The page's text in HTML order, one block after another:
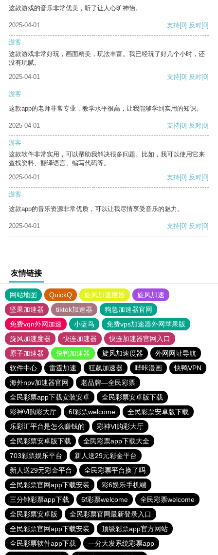
这款游戏的音乐非常优美，听了让人心旷神怡。
2025-04-01 支持[0] 反对[0]
游客
这款游戏非常好玩，画面精美，玩法丰富。我已经玩了好几个小时，还
没有玩腻。
2025-04-01
支持[0] 反对[0]
游客
这款app的老师非常专业，教学水平很高，让我能够学到实用的知识。
2025-04-01 支持[0] 反对[0]
游客
这款软件非常实用，可以帮助我解决很多问题。比如，我可以使用它来
查找资料、翻译语言、编写代码等。
2025-04-01
支持[0] 反对[0]
游客
这款app的音乐资源非常优质，可以让我尽情享受音乐的魅力。
2025-04-01 支持[0] 反对[0]
友情链接
网站地图 QuickQ 旋风加速度器
旋风加速
坚果加速器
tiktok加速器
狗急加速器官网
免费vqn外网加速
小蓝鸟
免费vps加速器外网苹果版
旋风加速度器
快连加速器
快连加速器官网入口
原子加速器
快鸭加速器 旋风加速度器
外网网址导航
软件中心
雷霆加速 狂飙加速器 哔咔漫画
快鸭VPN
海外npv加速器官网
老品牌—全民彩票
全民彩票app下载安装安卓
全民彩票安卓版下载
彩神Vl购彩大厅
6f彩票welcome
全民彩票安卓版下载
乐彩汇平台是怎么赚钱的
彩神Vl购彩大厅
全民彩票安卓版下载
全民彩票app下载大全
703彩票娱乐平台
新人送29元彩金平台
新人送29元彩金平台
全民彩票平台换了吗
全民彩票官网app下载安装
彩6娱乐手机端
三分钟彩票app下载
6f彩票welcome
全民彩票welcome
全民彩票安卓版
全民彩票官网最新登录入口
全民彩票官网app下载安装
顶级彩票app官方网站
全民彩票软件app下载
一分大发系统彩票app